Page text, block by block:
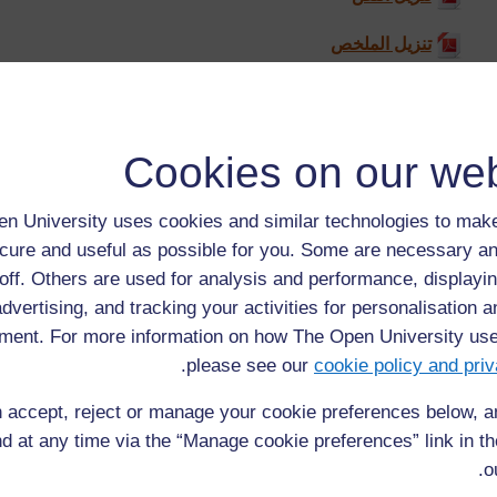
Cookies on our
University uses cookies and similar technologies to
and useful as possible for you. Some are necessary
Others are used for analysis and performance,
and tracking your activities for personalisation
For more information on how The Open University
please see our cookie policy and
.
accept, reject or manage your cookie preferences below,
at any time via the “Manage cookie preferences” link in
تنزيل الملخص
هل يفكر جود في مدى فاعلية دروسه في هذا الحادث الذي وقع
هل كان ينبغي على المعلم تيتوس التدخل مبكراً؟
من الأهمية بمكان استخدام لغة مع طلابنا تتناسب مع مستوى
كيف يمكنك التحقق من فهم الطلاب لما طلبت منهم القيام به؟
انقر للتشغيل:
تنزيل الموارد الصوتية